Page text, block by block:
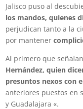
Jalisco puso al
los mandos, quienes
perjudican tanto a la
por mantener
Al primero que
Hernández, quien
presuntos nexos con
anteriores puestos en
y Guadalajara «.